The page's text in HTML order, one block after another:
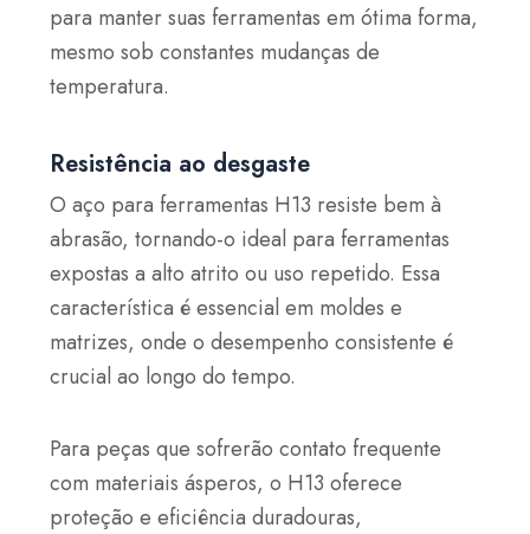
para manter suas ferramentas em ótima forma,
mesmo sob constantes mudanças de
temperatura.
Resistência ao desgaste
O aço para ferramentas H13 resiste bem à
abrasão, tornando-o ideal para ferramentas
expostas a alto atrito ou uso repetido. Essa
característica é essencial em moldes e
matrizes, onde o desempenho consistente é
crucial ao longo do tempo.
Para peças que sofrerão contato frequente
com materiais ásperos, o H13 oferece
proteção e eficiência duradouras,